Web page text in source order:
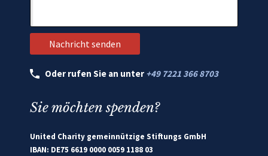
Oder rufen Sie an unter +49 7221 366 8703
Sie möchten spenden?
United Charity gemeinnützige Stiftungs GmbH
IBAN: DE75 6619 0000 0059 1188 03